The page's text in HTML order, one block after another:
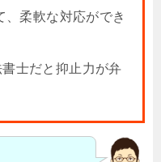
、柔軟な対応ができ
士だと抑止力が弁